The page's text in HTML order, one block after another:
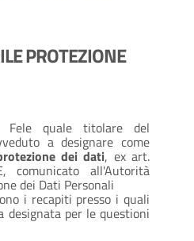
PROTEZIONE
quale titolare del
a designare come
dei dati, ex art.
comunicato all'Autorità
dei Dati Personali
i recapiti presso i quali
designata per le questioni